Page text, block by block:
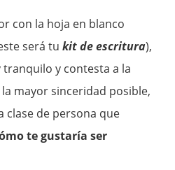
con la hoja en blanco
será tu kit de escritura),
y contesta a la
mayor sinceridad posible,
clase de persona que
te gustaría ser